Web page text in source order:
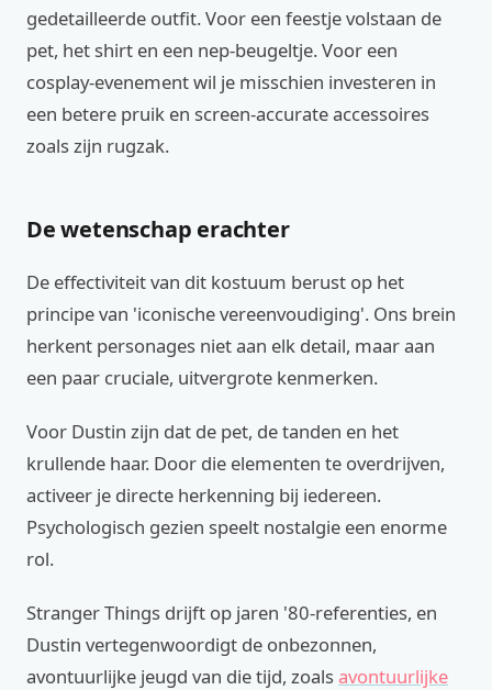
gedetailleerde outfit. Voor een feestje volstaan de
pet, het shirt en een nep-beugeltje. Voor een
cosplay-evenement wil je misschien investeren in
een betere pruik en screen-accurate accessoires
zoals zijn rugzak.
De wetenschap erachter
De effectiviteit van dit kostuum berust op het
principe van 'iconische vereenvoudiging'. Ons brein
herkent personages niet aan elk detail, maar aan
een paar cruciale, uitvergrote kenmerken.
Voor Dustin zijn dat de pet, de tanden en het
krullende haar. Door die elementen te overdrijven,
activeer je directe herkenning bij iedereen.
Psychologisch gezien speelt nostalgie een enorme
rol.
Stranger Things drijft op jaren '80-referenties, en
Dustin vertegenwoordigt de onbezonnen,
avontuurlijke jeugd van die tijd, zoalsavontuurlijke